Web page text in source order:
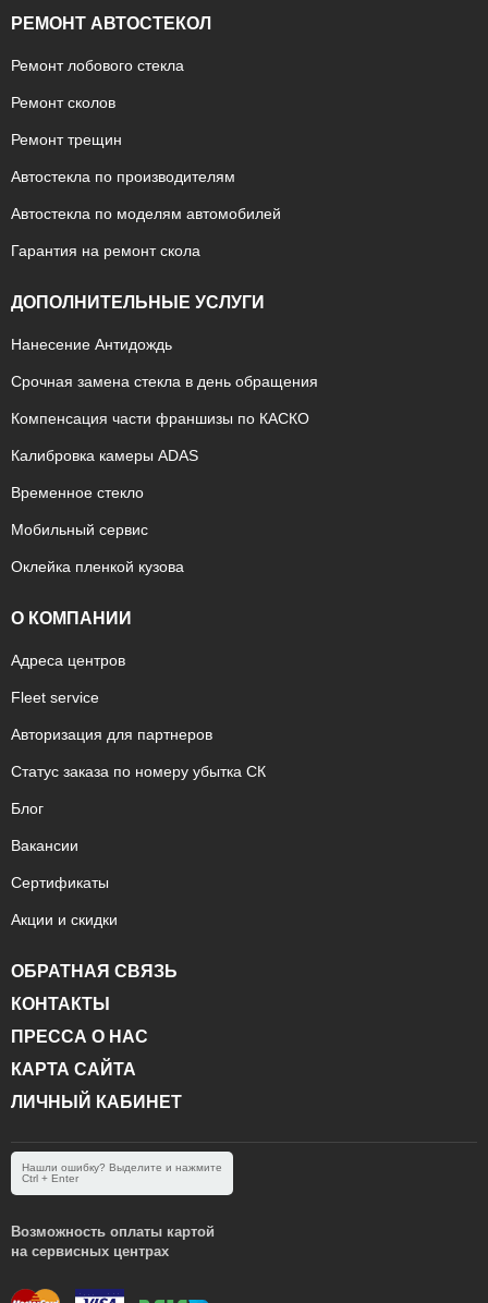
РЕМОНТ АВТОСТЕКОЛ
Ремонт лобового стекла
Ремонт сколов
Ремонт трещин
Автостекла по производителям
Автостекла по моделям автомобилей
Гарантия на ремонт скола
ДОПОЛНИТЕЛЬНЫЕ УСЛУГИ
Нанесение Антидождь
Срочная замена стекла в день обращения
Компенсация части франшизы по КАСКО
Калибровка камеры ADAS
Временное стекло
Мобильный сервис
Оклейка пленкой кузова
О КОМПАНИИ
Адреса центров
Fleet service
Авторизация для партнеров
Статус заказа по номеру убытка СК
Блог
Вакансии
Сертификаты
Акции и скидки
ОБРАТНАЯ СВЯЗЬ
КОНТАКТЫ
ПРЕССА О НАС
КАРТА САЙТА
ЛИЧНЫЙ КАБИНЕТ
Нашли ошибку? Выделите и нажмите
Ctrl + Enter
Возможность оплаты картой
на сервисных центрах